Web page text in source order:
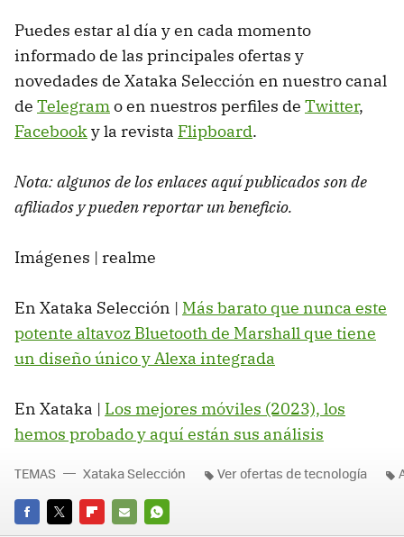
Puedes estar al día y en cada momento
informado de las principales ofertas y
novedades de Xataka Selección en nuestro canal
de Telegramo en nuestros perfiles de Twitter,
Facebooky la revista Flipboard.
Nota: algunos de los enlaces aquí publicados son de
afiliados y pueden reportar un beneficio.
Imágenes | realme
En Xataka Selección | Más barato que nunca este
potente altavoz Bluetooth de Marshall que tiene
un diseño único y Alexa integrada
En Xataka | Los mejores móviles (2023), los
hemos probado y aquí están sus análisis
TEMAS Xataka Selección Ver ofertas de tecnología